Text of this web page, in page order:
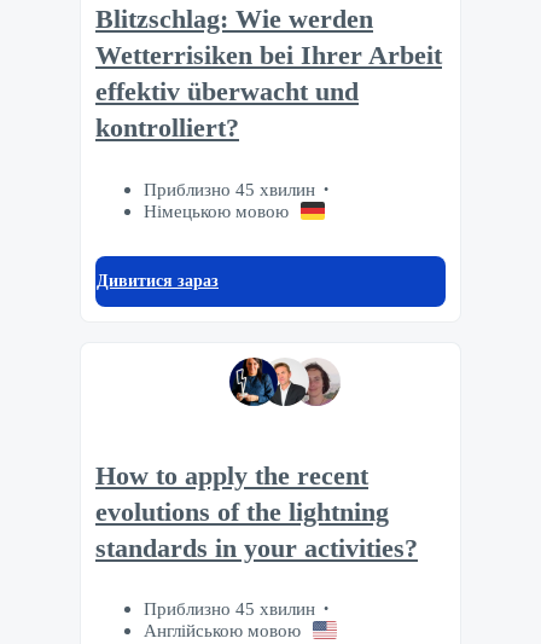
Blitzschlag: Wie werden
Wetterrisiken bei Ihrer Arbeit
effektiv überwacht und
kontrolliert?
Приблизно 45 хвилин
Німецькою мовою
Дивитися зараз
How to apply the recent
evolutions of the lightning
standards in your activities?
Приблизно 45 хвилин
Англійською мовою